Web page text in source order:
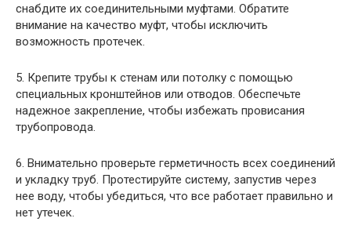
снабдите их соединительными муфтами. Обратите
внимание на качество муфт, чтобы исключить
возможность протечек.
5. Крепите трубы к стенам или потолку с помощью
специальных кронштейнов или отводов. Обеспечьте
надежное закрепление, чтобы избежать провисания
трубопровода.
6. Внимательно проверьте герметичность всех соединений
и укладку труб. Протестируйте систему, запустив через
нее воду, чтобы убедиться, что все работает правильно и
нет утечек.